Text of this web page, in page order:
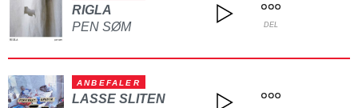
RIGLA
PEN SØM
DEL
ANBEFALER
LASSE SLITEN